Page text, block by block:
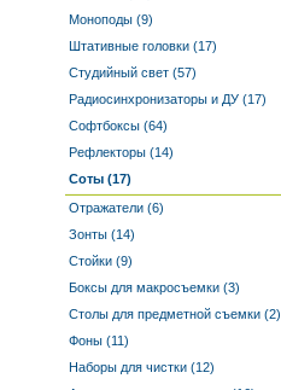
Моноподы (9)
Штативные головки (17)
Студийный свет (57)
Радиосинхронизаторы и ДУ (17)
Софтбоксы (64)
Рефлекторы (14)
Соты (17)
Отражатели (6)
Зонты (14)
Стойки (9)
Боксы для макросъемки (3)
Столы для предметной съемки (2)
Фоны (11)
Наборы для чистки (12)